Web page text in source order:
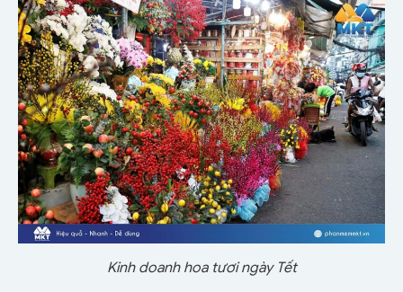
Kinh doanh hoa tươi ngày Tết